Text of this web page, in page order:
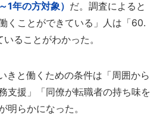
1年の方対象） だ。調査によると
くことができている」人は「60.
ることがわかった。
きと働くための条件は「周囲から
支援」「同僚が転職者の持ち味を
明らかになった。